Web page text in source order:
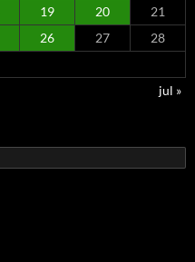
19 20
21
26 27
28
jul »